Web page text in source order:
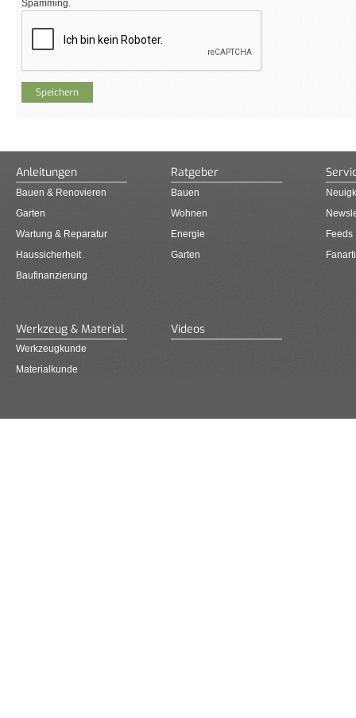
Spamming.
Anleitungen
Bauen & Renovieren
Garten
Wartung & Reparatur
Haussicherheit
Baufinanzierung
Ratgeber
Bauen
Wohnen
Energie
Garten
Feeds
Werkzeug & Material
Werkzeugkunde
Materialkunde
Videos